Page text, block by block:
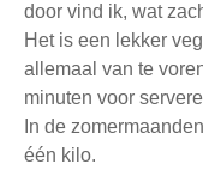
door vind ik, wat
Het is een lekker
allemaal van te
minuten voor
In de
één kilo.